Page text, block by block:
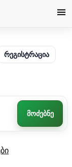
რეგისტრაცია
მოძებნე